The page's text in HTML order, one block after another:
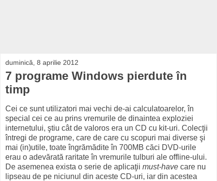
duminică, 8 aprilie 2012
7 programe Windows pierdute în
timp
Cei ce sunt utilizatori mai vechi de-ai calculatoarelor, în
special cei ce au prins vremurile de dinaintea exploziei
internetului, ştiu cât de valoros era un CD cu kit-uri. Colecţii
întregi de programe, care de care cu scopuri mai diverse şi
mai (in)utile, toate îngrămădite în 700MB căci DVD-urile
erau o adevărată raritate în vremurile tulburi ale offline-ului.
De asemenea exista o serie de aplicaţii must-have care nu
lipseau de pe niciunul din aceste CD-uri, iar din acestea